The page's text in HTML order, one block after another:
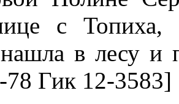
с Топиха,
в лесу и
78 Гик 12-3583]